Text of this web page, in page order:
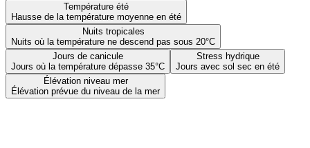
Température été
Hausse de la température moyenne en été
Nuits tropicales
Nuits où la température ne descend pas sous 20°C
Jours de canicule
Jours où la température dépasse 35°C
Stress hydrique
Jours avec sol sec en été
Élévation niveau mer
Élévation prévue du niveau de la mer